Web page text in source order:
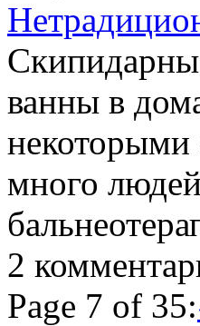
ванны в
некоторыми
много
2
Page 7 of 35: